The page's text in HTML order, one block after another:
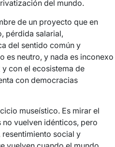
del mundo.
de un proyecto que en
pérdida salarial,
del sentido común y
es neutro, y nada es inconexo
con el ecosistema de
con democracias
museístico. Es mirar el
vuelven idénticos, pero
social y